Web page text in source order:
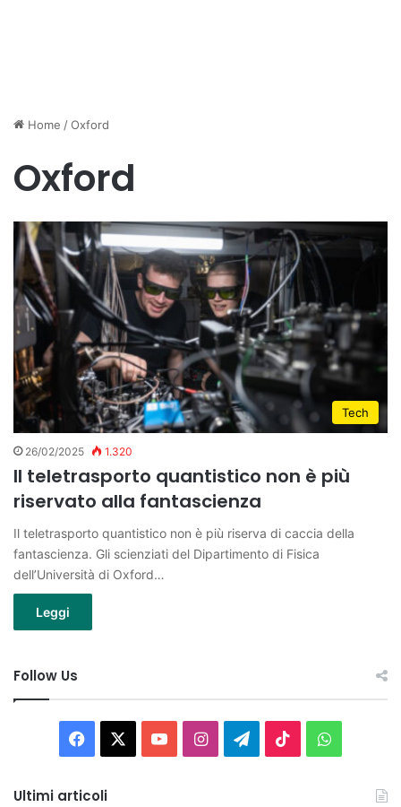
Home /Oxford
Oxford
Tech
26/02/2025 1.320
Il teletrasporto quantistico non è più
riservato alla fantascienza
Il teletrasporto quantistico non è più riserva di caccia della
fantascienza. Gli scienziati del Dipartimento di Fisica
dell’Università di Oxford…
Leggi
Follow Us
Facebook You InstagramTelegram
TikTok
Ultimi articoli